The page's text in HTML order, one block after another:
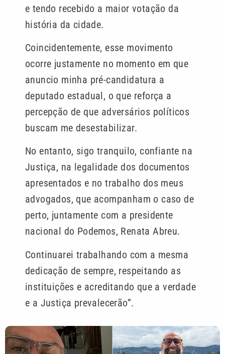
e tendo recebido a maior votação da
história da cidade.
Coincidentemente, esse movimento
ocorre justamente no momento em que
anuncio minha pré-candidatura a
deputado estadual, o que reforça a
percepção de que adversários políticos
buscam me desestabilizar.
No entanto, sigo tranquilo, confiante na
Justiça, na legalidade dos documentos
apresentados e no trabalho dos meus
advogados, que acompanham o caso de
perto, juntamente com a presidente
nacional do Podemos, Renata Abreu.
Continuarei trabalhando com a mesma
dedicação de sempre, respeitando as
instituições e acreditando que a verdade
e a Justiça prevalecerão”.